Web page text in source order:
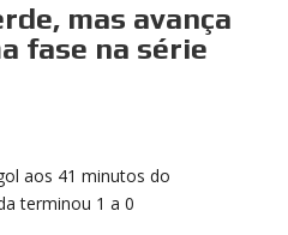
mas avança
fase na série
aos 41 minutos do
terminou 1 a 0